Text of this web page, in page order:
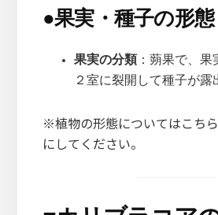
●果実・種子の形態
果実の分類 ：蒴果で、果
２室に裂開して種子が露
※植物の形態についてはこち
にしてください。